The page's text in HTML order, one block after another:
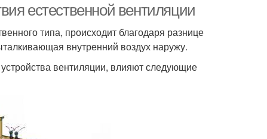
естественной вентиляции
типа, происходит благодаря разнице
внутренний воздух наружу.
вентиляции, влияют следующие